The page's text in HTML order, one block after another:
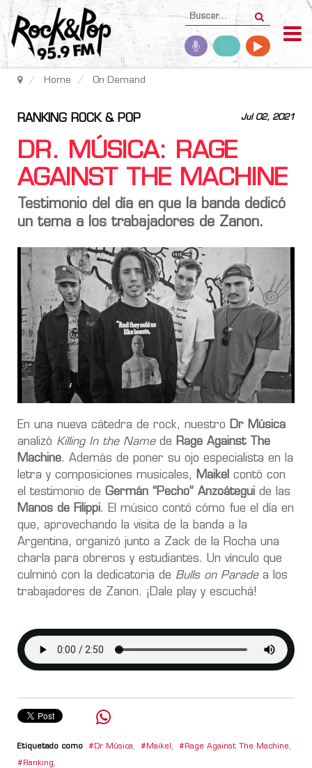
Home On Demand
Jul 02, 2021
RANKING ROCK & POP
DR. MÚSICA: RAGE
AGAINST THE MACHINE
Testimonio del día en que la banda dedicó
un tema a los trabajadores de Zanon.
En una nueva cátedra de rock, nuestro Dr Música
analizó Killing In the Namede Rage Against The
Machine. Además de poner su ojo especialista en la
letra y composiciones musicales,
Maikel contó con
el testimonio de Germán “Pecho” Anzoátegui de las
Manos de Filippi. El músico contó cómo fue el día en
que, aprovechando la visita de la banda a la
Argentina, organizó junto a Zack de la Rocha una
charla para obreros y estudiantes. Un vínculo que
culminó con la dedicatoria de Bulls on Paradea los
trabajadores de Zanon. ¡Dale play y escuchá!
Etiquetado como Dr Música, Maikel , Rage Against The Machine,
Ranking,